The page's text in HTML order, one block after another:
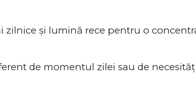
și lumină rece pentru o
de momentul zilei sau de